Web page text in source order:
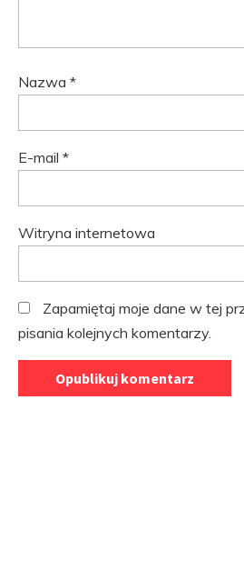
Nazwa *
E-mail *
Witryna internetowa
Zapamiętaj moje dane w tej
pisania kolejnych komentarzy.